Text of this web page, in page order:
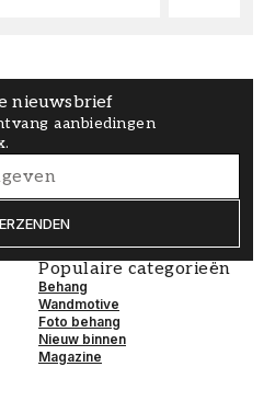
nieuwsbrief
aanbiedingen
Populaire categorieën
Behang
Wandmotive
Foto behang
Nieuw binnen
Magazine